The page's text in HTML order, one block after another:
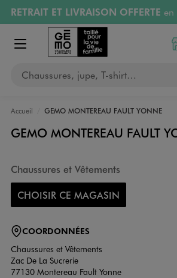
Aller au contenu principal
Aller à la navigation
RETRAIT ET LIVRAISON OFFERTE
Retours OFFERTSpendant 30 jours
PAYEZ EN 3x SANS FRAIS
RÉSERVATION GRATUITE
Afficher le menu
Chaussures, jupe, T-shirt…
Accueil GEMO MONTEREAU FAULT YONNE
GEMO MONTEREAU FAULT
Chaussures et Vêtements
CHOISIR CE MAGASIN
COORDONNÉES
Chaussures et Vêtements
Zac De La Sucrerie
77130 Montereau Fault Yonne